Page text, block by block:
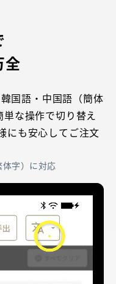
全
国語・中国語（簡体
な操作で切り替え
にも安心してご注文
字）に対応